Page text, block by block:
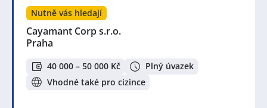
Nutně vás hledají
Cayamant Corp s.r.o.
Praha
40 000 – 50 000 Kč
Plný úvazek
Vhodné také pro cizince